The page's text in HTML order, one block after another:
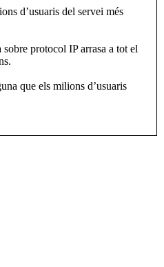
d’usuaris del servei més
protocol IP arrasa a tot el
que els milions d’usuaris